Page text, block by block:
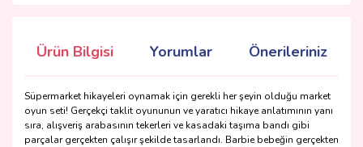
Ürün Bilgisi Yorumlar Önerileriniz
Süpermarket hikayeleri oynamak için gerekli her şeyin olduğu market
oyun seti! Gerçekçi taklit oyununun ve yaratıcı hikaye anlatımının yanı
sıra, alışveriş arabasının tekerleri ve kasadaki taşıma bandı gibi
parçalar gerçekten çalışır şekilde tasarlandı. Barbie bebeğin gerçekten